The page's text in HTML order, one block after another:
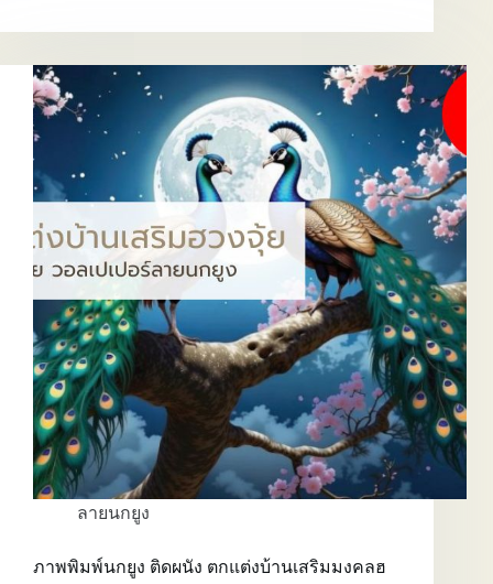
เส
ฮ
วง
ตกแต่ง
ภายใน
ลายนกยูง
ภาพพิมพ์นกยูง ติดผนัง ตกแต่งบ้านเสริมมงคลฮ